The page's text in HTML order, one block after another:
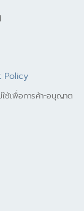
Policy
ช้เพื่อการค้า-อนุญาต